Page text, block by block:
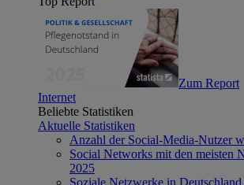
Zum Report
Internet
Beliebte Statistiken
Aktuelle Statistiken
Anzahl der Social-Media-Nutzer
Social Networks mit den meisten
2025
Soziale Netzwerke in